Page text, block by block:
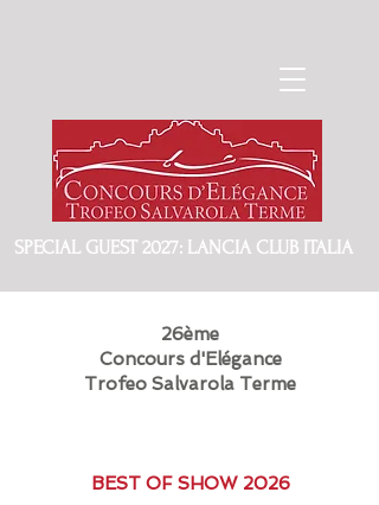
SPECIAL GUEST 2027: LANCIA CLUB ITALIA
26ème
Concours d'Elégance
Trofeo Salvarola Terme
BEST OF SHOW 2026